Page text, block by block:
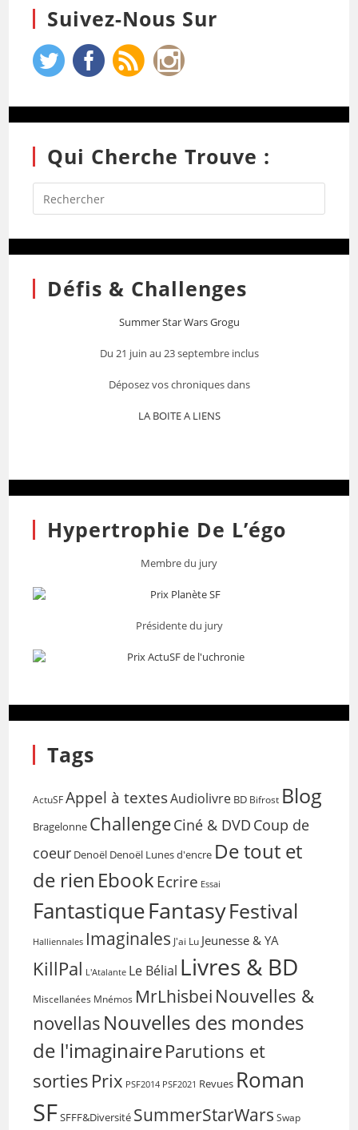
Suivez-Nous Sur
Qui Cherche Trouve :
Défis & Challenges
Summer Star Wars Grogu
Du 21 juin au 23 septembre inclus
Déposez vos chroniques dans
LA BOITE A LIENS
Hypertrophie De L’égo
Membre du jury
Présidente du jury
Tags
ActuSF Appel à textesAudiolivre BD Bifrost Blog
Bragelonne ChallengeCiné & DVD Coup de
coeur Denoël Denoël Lunes d'encre De tout et
de rien EbookEcrire Essai
FantastiqueFantasyFestival
Halliennales Imaginales J'ai Lu Jeunesse & YA
KillPal L'Atalante Le Bélial Livres & BD
Miscellanées Mnémos MrLhisbei Nouvelles &
novellas Nouvelles des mondes
de l'imaginaireParutions et
sorties Prix PSF2014 PSF2021 Revues Roman
SFSFFF&Diversité SummerStarWars Swap